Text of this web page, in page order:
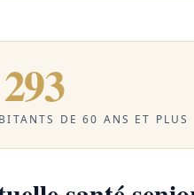
DE 60 ANS ET PLUS